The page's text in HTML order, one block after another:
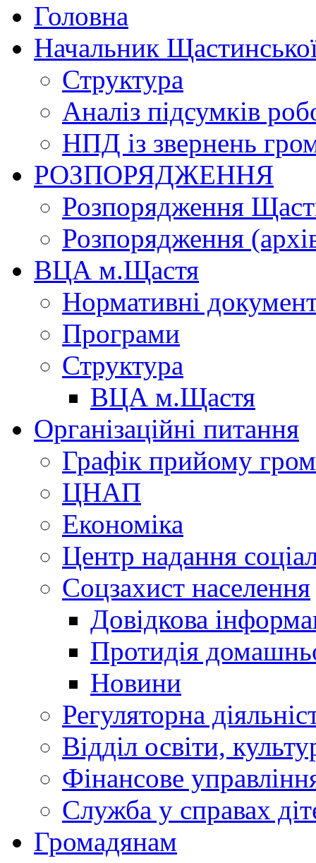
Головна
Начальник
Структура
Аналіз підсумків
НПД із звернень
РОЗПОРЯДЖЕННЯ
Розпорядження
Розпорядження
ВЦА м.Щастя
Нормативні
Програми
Структура
ВЦА м.Щастя
Організаційні питання
Графік прийому
ЦНАП
Економіка
Центр надання
Соцзахист населення
Довідкова
Протидія
Новини
Регуляторна
Відділ освіти,
Фінансове
Служба у справах
Громадянам